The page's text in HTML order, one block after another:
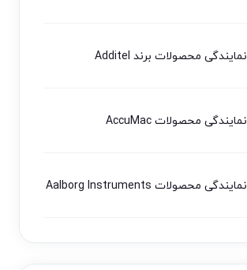
نمایندگی محصولات برند Additel
نمایندگی محصولات AccuMac
نمایندگی محصولات Aalborg Instruments